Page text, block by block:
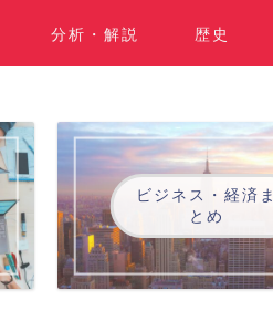
分析・解説 歴史
ビジネス・経済ま
とめ